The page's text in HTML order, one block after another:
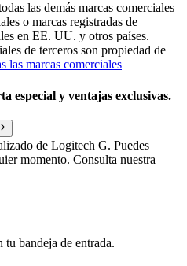
las demás marcas comerciales
o marcas registradas de
en EE. UU. y otros países.
de terceros son propiedad de
las marcas comerciales
especial y ventajas exclusivas.
de Logitech G. Puedes
momento. Consulta nuestra
bandeja de entrada.